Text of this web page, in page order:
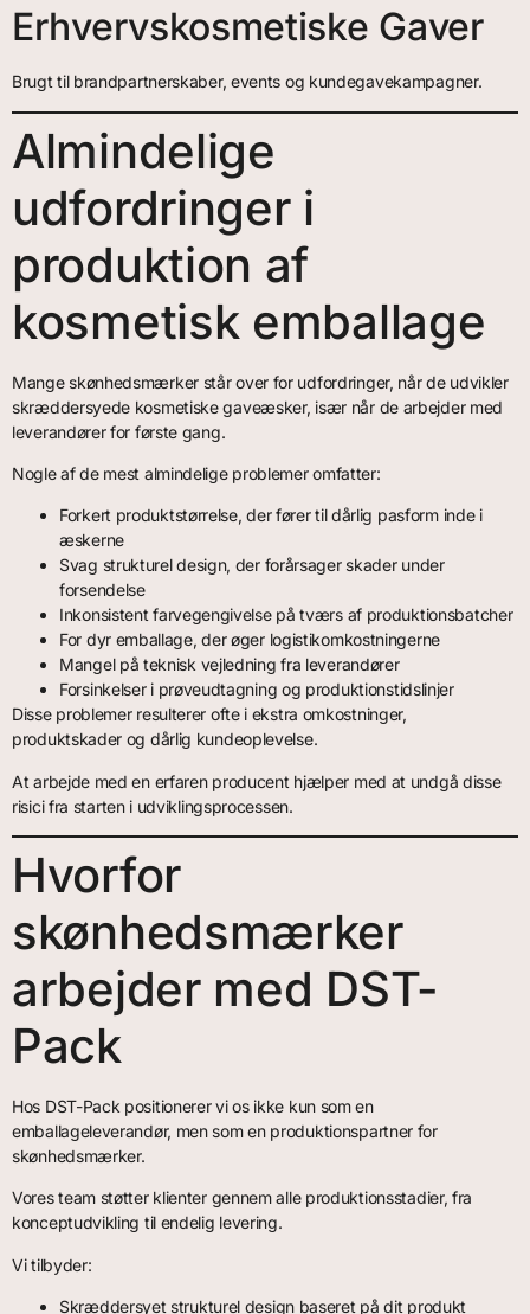
Erhvervskosmetiske Gaver
Brugt til brandpartnerskaber, events og kundegavekampagner.
Almindelige
udfordringer i
produktion af
kosmetisk emballage
Mange skønhedsmærker står over for udfordringer, når de udvikler
skræddersyede kosmetiske gaveæsker, især når de arbejder med
leverandører for første gang.
Nogle af de mest almindelige problemer omfatter:
Forkert produktstørrelse, der fører til dårlig pasform inde i
æskerne
Svag strukturel design, der forårsager skader under
forsendelse
Inkonsistent farvegengivelse på tværs af produktionsbatcher
For dyr emballage, der øger logistikomkostningerne
Mangel på teknisk vejledning fra leverandører
Forsinkelser i prøveudtagning og produktionstidslinjer
Disse problemer resulterer ofte i ekstra omkostninger,
produktskader og dårlig kundeoplevelse.
At arbejde med en erfaren producent hjælper med at undgå disse
risici fra starten i udviklingsprocessen.
Hvorfor
skønhedsmærker
arbejder med DST-
Pack
Hos DST-Pack positionerer vi os ikke kun som en
emballageleverandør, men som en produktionspartner for
skønhedsmærker.
Vores team støtter klienter gennem alle produktionsstadier, fra
konceptudvikling til endelig levering.
Vi tilbyder:
Skræddersyet strukturel design baseret på dit produkt